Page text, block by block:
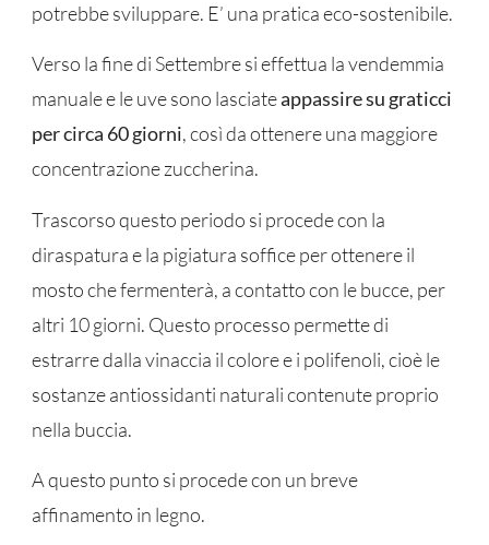
potrebbe sviluppare. E’ una pratica eco-sostenibile.
Verso la fine di Settembre si effettua la vendemmia
manuale e le uve sono lasciateappassire su graticci
per circa 60 giorni, così da ottenere una maggiore
concentrazione zuccherina.
Trascorso questo periodo si procede con la
diraspatura e la pigiatura soffice per ottenere il
mosto che fermenterà, a contatto con le bucce, per
altri 10 giorni. Questo processo permette di
estrarre dalla vinaccia il colore e i polifenoli, cioè le
sostanze antiossidanti naturali contenute proprio
nella buccia.
A questo punto si procede con un breve
affinamento in legno.